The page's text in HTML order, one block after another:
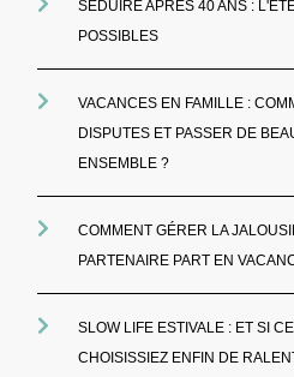
SÉDUIRE APRÈS 40 ANS :
POSSIBLES
VACANCES EN FAMILLE :
DISPUTES ET PASSER DE
ENSEMBLE ?
COMMENT GÉRER LA
PARTENAIRE PART EN
SLOW LIFE ESTIVALE : ET SI
CHOISISSIEZ ENFIN DE